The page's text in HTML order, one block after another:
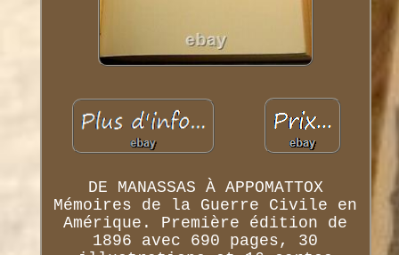
DE MANASSAS À APPOMATTOX
Mémoires de la Guerre Civile en
Amérique. Première édition de
1896 avec 690 pages, 30